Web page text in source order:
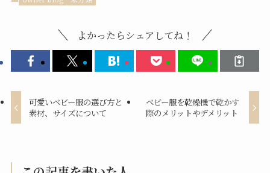
よかったらシェアしてね！
可愛いベビー服の選び方と
素材、サイズについて
ベビー服を乾燥機で乾かす
際のメリットやデメリット